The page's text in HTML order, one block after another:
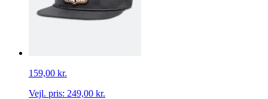
159,00 kr.
Vejl. pris: 249,00 kr.